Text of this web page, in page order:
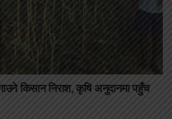
किसान निराश, कृषि अनुदानमा पहुँच